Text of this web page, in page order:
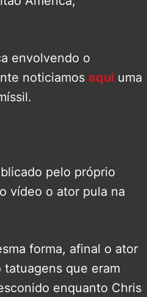
envolvendo o
noticiamos aqui uma
pelo próprio
vídeo o ator pula na
forma, afinal o ator
tatuagens que eram
enquanto Chris